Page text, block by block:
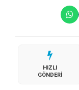
HIZLI
GÖNDERI